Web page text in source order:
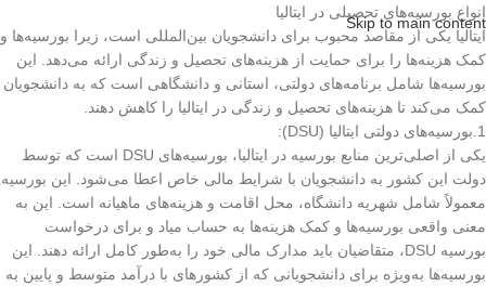
Skip to main content
انواع بورسیه‌های تحصیلی در ایتالیا
ایتالیا یکی از مقاصد محبوب برای دانشجویان بین‌المللی است، زیرا بورسیه‌ها و
کمک هزینه‌ها را برای حمایت از هزینه‌های تحصیل و زندگی ارائه می‌دهد. این
بورسیه‌ها شامل برنامه‌های دولتی، استانی و دانشگاهی است که به دانشجویان
کمک می‌کند تا هزینه‌های تحصیل و زندگی در ایتالیا را کاهش دهند.
1.بورسیه‌های دولتی ایتالیا (DSU):
یکی از اصلی‌ترین منابع بورسیه در ایتالیا، بورسیه‌های DSU است که توسط
دولت این کشور به دانشجویان با شرایط مالی خاص اعطا می‌شود. این بورسیه
معمولاً شامل شهریه دانشگاه، محل اقامت و هزینه‌های ماهیانه است. این به
معنی واقعی بورسیه‌ها و کمک هزینه‌ها به حساب میاد و برای درخواست
بورسیه DSU، متقاضیان باید مدارک مالی خود را به‌طور کامل ارائه دهند. این
بورسیه‌ها به‌ویژه برای دانشجویانی که از کشورهای با درآمد متوسط و پایین به